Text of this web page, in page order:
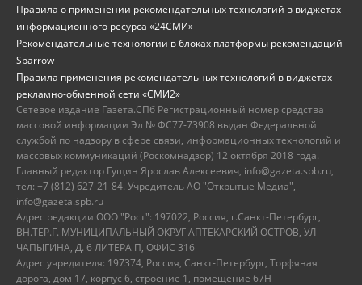
Правила о применении рекомендательных технологий в виджетах
информационного ресурса «24СМИ»
Рекомендательные технологии в блоках платформы рекомендаций
Sparrow
Правила применения рекомендательных технологий в виджетах
рекламно-обменной сети «СМИ2»
Сетевое издание Газета.СПб Регистрационный номер средства
массовой информации Эл № ФС77-73908 выдан Федеральной
службой по надзору в сфере связи, информационных технологий и
массовых коммуникаций (Роскомнадзор) 12 октября 2018 года.
Главный редактор Гущин Ярослав Алексеевич, info@gazeta.spb.ru,
тел: +7 (812) 627-21-84. Учредитель АО "Открытые Медиа",
info@gazeta.spb.ru
Адрес редакции ООО "Рост": 197022, Россия, г.Санкт-Петербург,
ВН.ТЕР.Г. МУНИЦИПАЛЬНЫЙ ОКРУГ АПТЕКАРСКИЙ ОСТРОВ, УЛ
ЧАПЫГИНА, Д. 6 ЛИТЕРА П, ОФИС 316
Адрес учредителя: 197374, Россия, Санкт-Петербург, Торфяная
дорога, дом 17, корпус 6, строение 1, помещение 67Н